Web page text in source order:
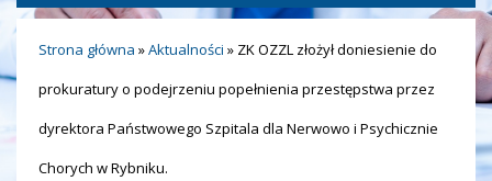
Strona główna »Aktualności » ZK OZZL złożył doniesienie do
prokuratury o podejrzeniu popełnienia przestępstwa przez
dyrektora Państwowego Szpitala dla Nerwowo i Psychicznie
Chorych w Rybniku.